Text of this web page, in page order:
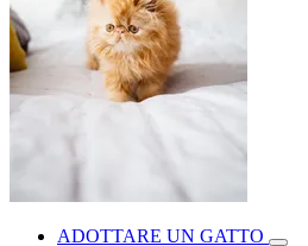
ADOTTARE UN GATTO